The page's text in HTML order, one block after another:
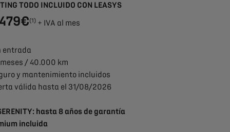
TODO INCLUIDO CON LEASYS
479€(1) + IVA al mes
entrada
meses / 40.000 km
y mantenimiento incluidos
válida hasta el 31/08/2026
hasta 8 años de garantía
incluida